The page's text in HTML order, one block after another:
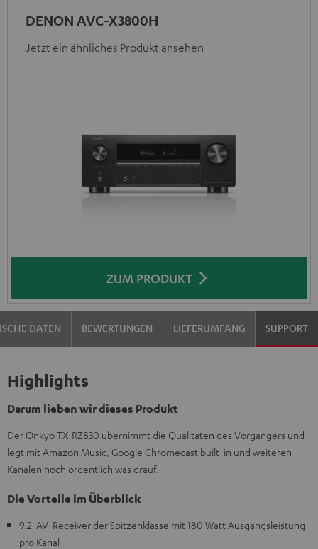
DENON AVC-X3800H
Jetzt ein ähnliches Produkt ansehen
ZUM PRODUKT
DATEN BEWERTUNGEN LIEFERUMFANG SUPPORT
Highlights
Darum lieben wir dieses Produkt
Der Onkyo TX-RZ830 übernimmt die Qualitäten des Vorgängers und
legt mit Amazon Music, Google Chromecast built-in und weiteren
Kanälen noch ordentlich was drauf.
Die Vorteile im Überblick
9.2-AV-Receiver der Spitzenklasse mit 180 Watt Ausgangsleistung
pro Kanal